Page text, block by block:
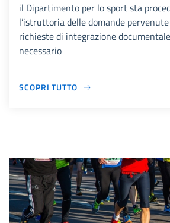
il Dipartimento per lo sport sta
l’istruttoria delle domande
richieste di integrazione
necessario
SCOPRI TUTTO